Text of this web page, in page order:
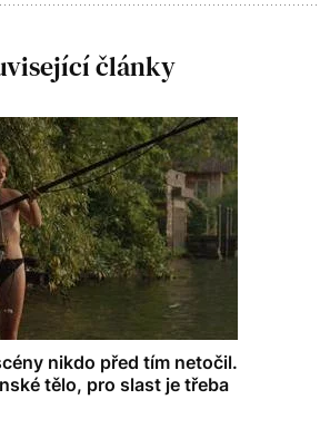
články
nikdo před tím netočil.
tělo, pro slast je třeba